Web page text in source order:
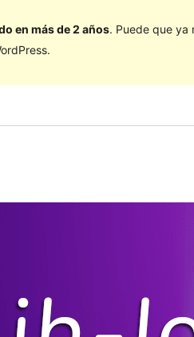
en más de 2 años. Puede que ya